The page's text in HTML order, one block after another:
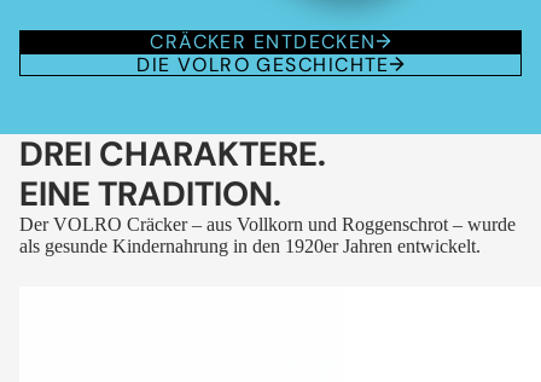
CRÄCKER ENTDECKEN
DIE VOLRO GESCHICHTE
DREI CHARAKTERE.
EINE TRADITION.
Der VOLRO Cräcker – aus Vollkorn und Roggenschrot – wurde
als gesunde Kindernahrung in den 1920er Jahren entwickelt.